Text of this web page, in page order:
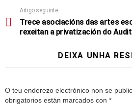
Artigo seguinte
Trece asociacións das artes
rexeitan a privatización do
DEIXA UNHA
O teu enderezo electrónico non se
obrigatorios están marcados con *